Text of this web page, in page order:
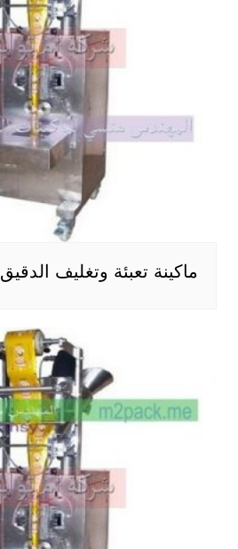
ماكينة تعبئة وتغليف الدقيق